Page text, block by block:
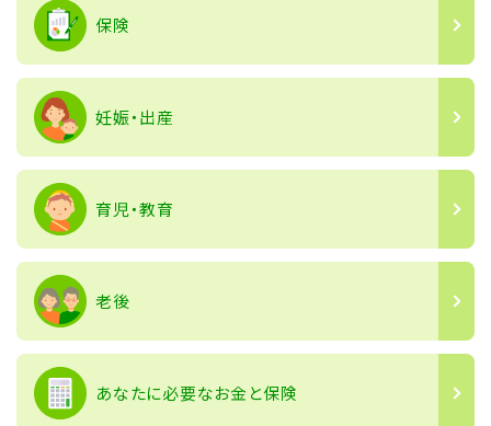
保険
妊娠・出産
育児・教育
老後
あなたに必要なお金と保険